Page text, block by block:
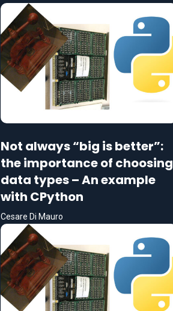
Not always “big is better”:
the importance of choosing
data types – An example
with CPython
Cesare Di Mauro